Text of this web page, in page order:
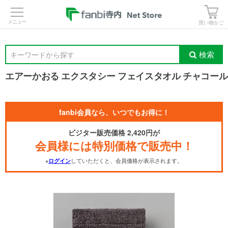
買い物かご
キーワードから探す 検索
エアーかおる エクスタシー フェイスタオル チャコール
fanbi会員なら、いつでもお得に！
ビジター販売価格 2,420円が
会員様には特別価格で販売中！
※ログインしていただくと、会員価格が表示されます。